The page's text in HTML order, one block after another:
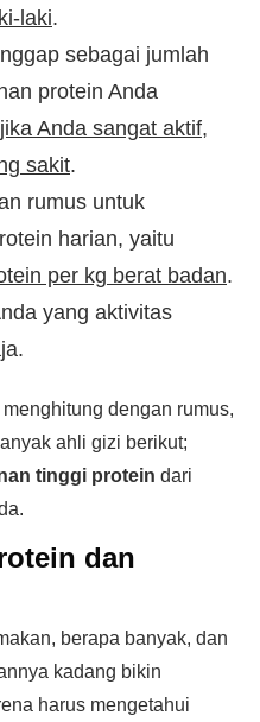
laki.
sebagai jumlah
protein Anda
Anda sangat aktif,
sakit.
rumus untuk
harian, yaitu
per kg berat badan.
yang aktivitas
dengan rumus,
ahli gizi berikut;
tinggi protein dari
dan
berapa banyak, dan
kadang bikin
harus mengetahui